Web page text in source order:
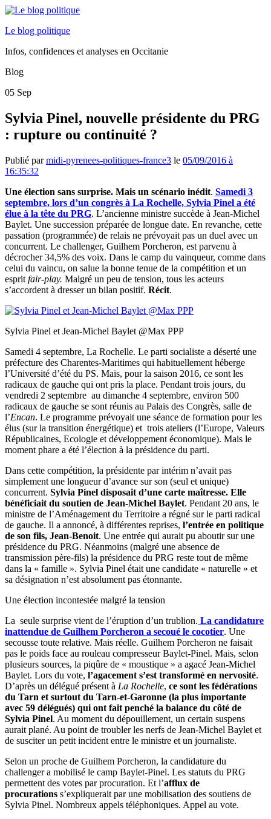
Le blog politique
Infos, confidences et analyses en Occitanie
Blog
05 Sep
Sylvia Pinel, nouvelle présidente du PRG
: rupture ou continuité ?
Publié parmidi-pyrenees-politiques-france3 le 05/09/2016 à
16:35:32
Une élection sans surprise. Mais un scénario inédit. Samedi 3
septembre, lors d’un congrès à La Rochelle, Sylvia Pinel a été
élue à la tête du PRG. L’ancienne ministre succède à Jean-Michel
Baylet. Une succession préparée de longue date. En revanche, cette
passation (programmée) de relais ne prévoyait pas un duel avec un
concurrent. Le challenger, Guilhem Porcheron, est parvenu à
décrocher 34,5% des voix. Dans le camp du vainqueur, comme dans
celui du vaincu, on salue la bonne tenue de la compétition et un
esprit fair-play. Malgré un peu de tension, tous les acteurs
s’accordent à dresser un bilan positif. Récit.
Sylvia Pinel et Jean-Michel Baylet @Max PPP
Samedi 4 septembre, La Rochelle. Le parti socialiste a déserté une
préfecture des Charentes-Maritimes qui habituellement héberge
l’Université d’été du PS. Mais, pour la saison 2016, ce sont les
radicaux de gauche qui ont pris la place. Pendant trois jours, du
vendredi 2 septembre au dimanche 4 septembre, environ 500
radicaux de gauche se sont réunis au Palais des Congrès, salle de
l’Encan. Le programme prévoyait une séance de formation pour les
élus (sur la transition énergétique) et trois ateliers (l’Europe, Valeurs
Républicaines, Ecologie et développement économique). Mais le
moment phare a été l’élection à la présidence du parti.
Dans cette compétition, la présidente par intérim n’avait pas
simplement une longueur d’avance sur son (seul et unique)
concurrent. Sylvia Pinel disposait d’une carte maîtresse. Elle
bénéficiait du soutien de Jean-Michel Baylet. Pendant 20 ans, le
ministre de l’Aménagement du Territoire a régné sur le parti radical
de gauche. Il a annoncé, à différentes reprises, l’entrée en politique
de son fils, Jean-Benoit. Une entrée qui aurait pu aboutir sur une
présidence du PRG. Néanmoins (malgré une absence de
transmission père-fils) la présidence du PRG reste tout de même
dans la « famille ». Sylvia Pinel était une candidate « naturelle » et
sa désignation n’est absolument pas étonnante.
Une élection incontestée malgré la tension
La seule surprise vient de l’éruption d’un trublion. La candidature
inattendue de Guilhem Porcheron a secoué le cocotier. Une
secousse toute relative. Mais réelle. Guilhem Porcheron ne faisait
pas le poids face au rouleau compresseur Baylet-Pinel. Mais, selon
plusieurs sources, la piqûre de « moustique » a agacé Jean-Michel
Baylet. Lors du vote, l’agacement s’est transformé en nervosité.
D’après un délégué présent à La Rochelle, ce sont les fédérations
du Tarn et surtout du Tarn-et-Garonne (la plus importante
avec 59 délégués) qui ont fait penché la balance du côté de
Sylvia Pinel. Au moment du dépouillement, un certain suspens
aurait plané. Au point de troubler les nerfs de Jean-Michel Baylet et
de susciter un petit incident entre le ministre et un journaliste.
Selon un proche de Guilhem Porcheron, la candidature du
challenger a mobilisé le camp Baylet-Pinel. Les statuts du PRG
permettent des votes par procuration. Et l’afflux de
procurations s’expliquerait par une mobilisation des soutiens de
Sylvia Pinel. Nombreux appels téléphoniques. Appel au vote.